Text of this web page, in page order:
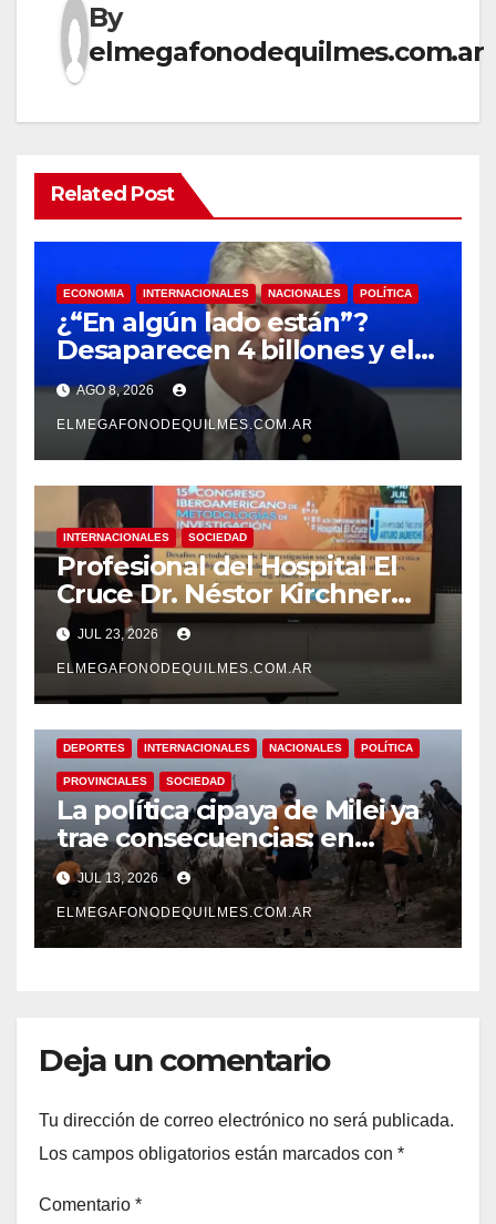
By
elmegafonodequilmes.com.ar
Related Post
ECONOMIA INTERNACIONALES NACIONALES POLÍTICA
¿“En algún lado están”?
Desaparecen 4 billones y el
presidente del BCRA
responde con una risita
AGO 8, 2026
ELMEGAFONODEQUILMES.COM.AR
INTERNACIONALES SOCIEDAD
Profesional del Hospital El
Cruce Dr. Néstor Kirchner
participó de un congreso
internacional en España
JUL 23, 2026
ELMEGAFONODEQUILMES.COM.AR
DEPORTES INTERNACIONALES NACIONALES POLÍTICA
PROVINCIALES SOCIEDAD
La política cipaya de Milei ya
trae consecuencias: en
riesgo el derecho a transitar
y la soberanía sobre los
recursos naturales
JUL 13, 2026
ELMEGAFONODEQUILMES.COM.AR
Deja un comentario
Tu dirección de correo electrónico no será publicada.
Los campos obligatorios están marcados con *
Comentario *